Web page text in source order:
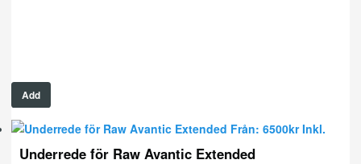
Add
Från: 6500krInkl.
Underrede för Raw Avantic Extended